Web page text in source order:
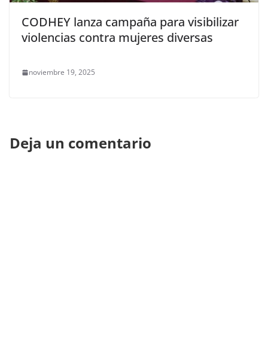
CODHEY lanza campaña para visibilizar
violencias contra mujeres diversas
noviembre 19, 2025
Deja un comentario